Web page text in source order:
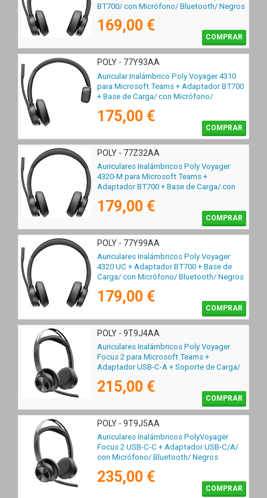
BT700/ con Micrófono/ Bluetooth/ Negros
169,00 €
COMPRAR
POLY - 77Y93AA
Auricular Inalámbrico Poly Voyager 4310
para Microsoft Teams + Adaptador BT700
+ Base de Carga/ con Micrófono/
175,00 €
COMPRAR
POLY - 77Z32AA
Auriculares Inalámbricos Poly Voyager
4320-M para Microsoft Teams +
Adaptador BT700 + Base de Carga/ con
179,00 €
COMPRAR
POLY - 77Y99AA
Auriculares Inalámbricos Poly Voyager
4320 UC + Adaptador BT700 + Base de
Carga/ con Micrófono/ Bluetooth/ Negros
179,00 €
COMPRAR
POLY - 9T9J4AA
Auriculares Inalámbricos Poly Voyager
Focus 2 para Microsoft Teams +
Adaptador USB-C-A + Soporte de Carga/
215,00 €
COMPRAR
POLY - 9T9J5AA
Auriculares Inalámbricos PolyVoyager
Focus 2 USB-C-C + Adaptador USB-C/A/
con Micrófono/ Bluetooth/ Negros
235,00 €
COMPRAR